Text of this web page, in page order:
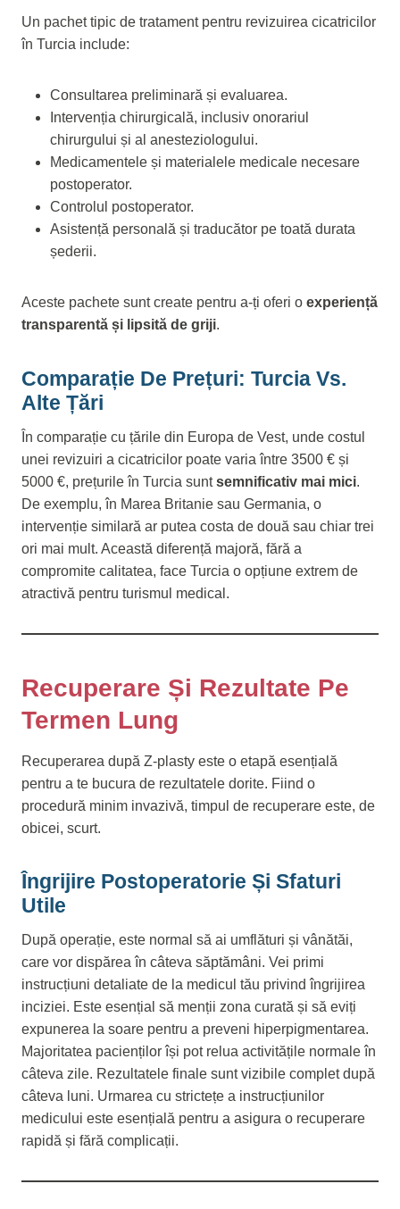
Un pachet tipic de tratament pentru revizuirea cicatricilor
în Turcia include:
Consultarea preliminară și evaluarea.
Intervenția chirurgicală, inclusiv onorariul
chirurgului și al anesteziologului.
Medicamentele și materialele medicale necesare
postoperator.
Controlul postoperator.
Asistență personală și traducător pe toată durata
șederii.
Aceste pachete sunt create pentru a-ți oferi o experiență
transparentă și lipsită de griji.
Comparație De Prețuri: Turcia Vs.
Alte Țări
În comparație cu țările din Europa de Vest, unde costul
unei revizuiri a cicatricilor poate varia între 3500 € și
5000 €, prețurile în Turcia suntsemnificativ mai mici.
De exemplu, în Marea Britanie sau Germania, o
intervenție similară ar putea costa de două sau chiar trei
ori mai mult. Această diferență majoră, fără a
compromite calitatea, face Turcia o opțiune extrem de
atractivă pentru turismul medical.
Recuperare Și Rezultate Pe
Termen Lung
Recuperarea după Z-plasty este o etapă esențială
pentru a te bucura de rezultatele dorite. Fiind o
procedură minim invazivă, timpul de recuperare este, de
obicei, scurt.
Îngrijire Postoperatorie Și Sfaturi
Utile
După operație, este normal să ai umflături și vânătăi,
care vor dispărea în câteva săptămâni. Vei primi
instrucțiuni detaliate de la medicul tău privind îngrijirea
inciziei. Este esențial să menții zona curată și să eviți
expunerea la soare pentru a preveni hiperpigmentarea.
Majoritatea pacienților își pot relua activitățile normale în
câteva zile. Rezultatele finale sunt vizibile complet după
câteva luni. Urmarea cu strictețe a instrucțiunilor
medicului este esențială pentru a asigura o recuperare
rapidă și fără complicații.